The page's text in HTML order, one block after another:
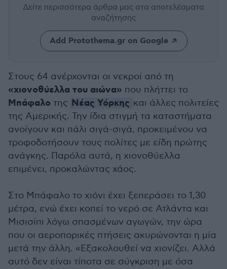
Δείτε περισσότερα άρθρα μας στα αποτελέσματα
αναζήτησης
Add Protothema.gr on Google
Στους 64 ανέρχονται οι νεκροί από τη
«χιονοθύελλα του αιώνα» που πλήττει το
Μπάφαλο της Νέας Υόρκης και άλλες πολιτείες
της Αμερικής. Την ίδια στιγμή τα καταστήματα
ανοίγουν και πάλι σιγά-σιγά, προκειμένου να
τροφοδοτήσουν τους πολίτες με είδη πρώτης
ανάγκης. Παρόλα αυτά, η χιονοθύελλα
επιμένει, προκαλώντας χάος.
Στο Μπάφαλο το χιόνι έχει ξεπεράσει το 1,30
μέτρα, ενώ έχει κοπεί το νερό σε Ατλάντα και
Μισισίπι λόγω σπασμένων αγωγών, την ώρα
που οι αεροπορικές πτήσεις ακυρώνονται η μία
μετά την άλλη. «Εξακολουθεί να χιονίζει. Αλλά
αυτό δεν είναι τίποτα σε σύγκριση με όσα